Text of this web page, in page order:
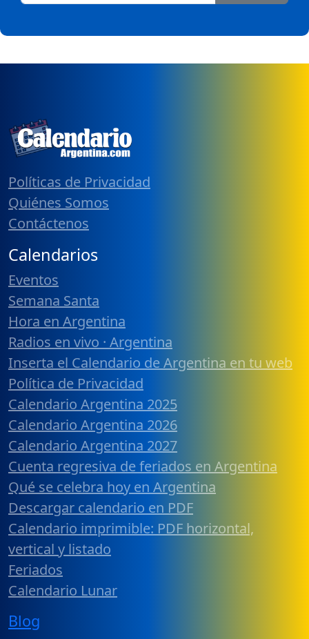
Políticas de Privacidad
Quiénes Somos
Contáctenos
Calendarios
Eventos
Semana Santa
Hora en Argentina
Radios en vivo · Argentina
Inserta el Calendario de Argentina en tu web
Política de Privacidad
Calendario Argentina 2025
Calendario Argentina 2026
Calendario Argentina 2027
Cuenta regresiva de feriados en Argentina
Qué se celebra hoy en Argentina
Descargar calendario en PDF
Calendario imprimible: PDF horizontal,
vertical y listado
Feriados
Calendario Lunar
Blog